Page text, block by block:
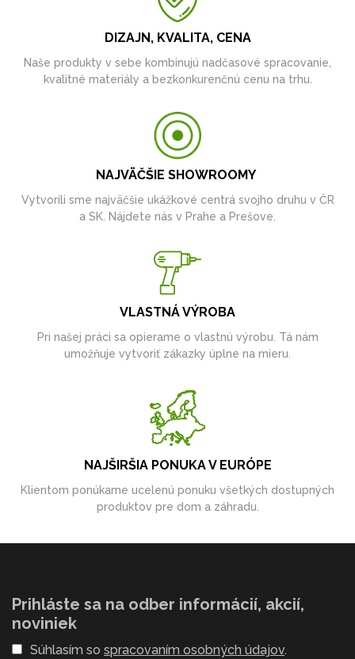
DIZAJN, KVALITA, CENA
Naše produkty v sebe kombinujú nadčasové spracovanie,
kvalitné materiály a bezkonkurenčnú cenu na trhu.
NAJVÄČŠIE SHOWROOMY
Vytvorili sme najväčšie ukážkové centrá svojho druhu v ČR
a SK. Nájdete nás v Prahe a Prešove.
VLASTNÁ VÝROBA
Pri našej práci sa opierame o vlastnú výrobu. Tá nám
umožňuje vytvoriť zákazky úplne na mieru.
NAJŠIRŠIA PONUKA V EURÓPE
Klientom ponúkame ucelenú ponuku všetkých dostupných
produktov pre dom a záhradu.
Prihláste sa na odber informácií, akcií,
noviniek
Súhlasím so spracovaním osobných údajov.